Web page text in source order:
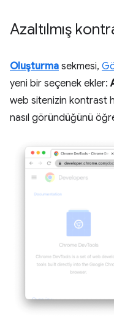
Azaltılmış
Oluşturma sekmesi,
yeni bir seçenek ekler:
web sitenizin kontrast
nasıl göründüğünü